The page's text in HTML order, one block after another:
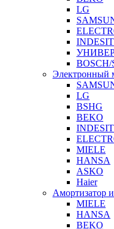
LG
BOSCH/
Электронный
LG
BSHG
BEKO
MIELE
HANSA
ASKO
Haier
Амортизатор
MIELE
HANSA
BEKO